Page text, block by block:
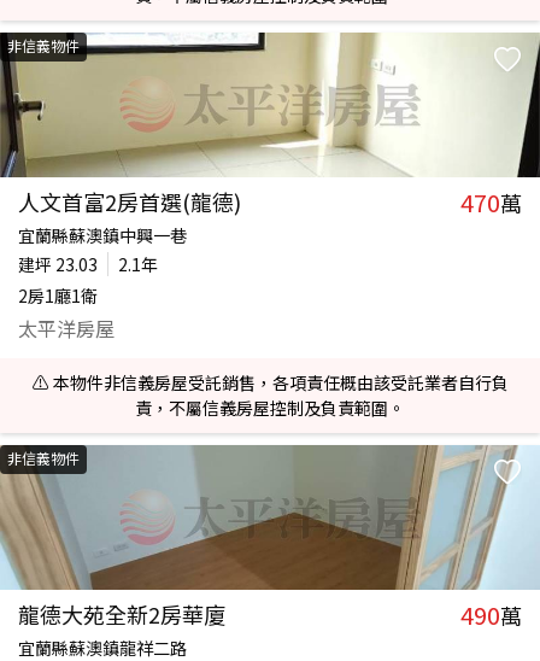
非信義物件
人文首富2房首選(龍德) 470萬
宜蘭縣蘇澳鎮中興一巷
建坪 23.03
2.1年
2房1廳1衛
太平洋房屋
⚠️ 本物件非信義房屋受託銷售，各項責任概由該受託業者自行負
責，不屬信義房屋控制及負責範圍。
非信義物件
龍德大苑全新2房華廈 490萬
宜蘭縣蘇澳鎮龍祥二路